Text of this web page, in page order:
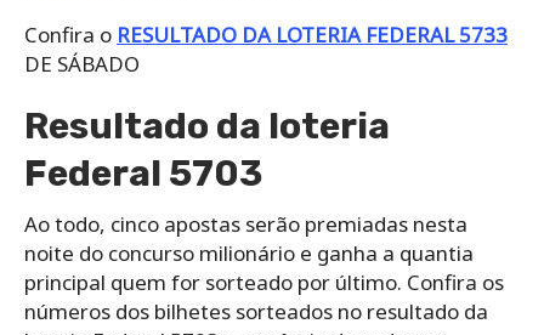
Confira o RESULTADO DA LOTERIA FEDERAL 5733
DE SÁBADO
Resultado da loteria
Federal 5703
Ao todo, cinco apostas serão premiadas nesta
noite do concurso milionário e ganha a quantia
principal quem for sorteado por último. Confira os
números dos bilhetes sorteados no resultado da